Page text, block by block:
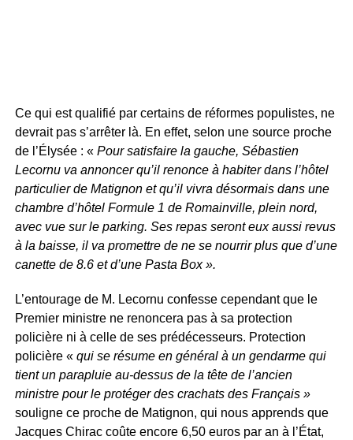
Ce qui est qualifié par certains de réformes populistes, ne
devrait pas s’arrêter là. En effet, selon une source proche
de l’Élysée : «Pour satisfaire la gauche, Sébastien
Lecornu va annoncer qu’il renonce à habiter dans l’hôtel
particulier de Matignon et qu’il vivra désormais dans une
chambre d’hôtel Formule 1 de Romainville, plein nord,
avec vue sur le parking. Ses repas seront eux aussi revus
à la baisse, il va promettre de ne se nourrir plus que d’une
canette de 8.6 et d’une Pasta Box ».
L’entourage de M. Lecornu confesse cependant que le
Premier ministre ne renoncera pas à sa protection
policière ni à celle de ses prédécesseurs. Protection
policière «qui se résume en général à un gendarme qui
tient un parapluie au-dessus de la tête de l’ancien
ministre pour le protéger des crachats des Français »
souligne ce proche de Matignon, qui nous apprends que
Jacques Chirac coûte encore 6,50 euros par an à l’État,